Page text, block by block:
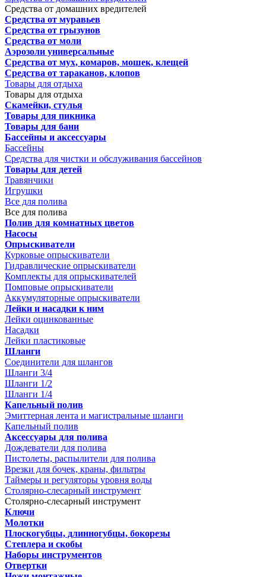
Средства от домашних вредителей
Средства от муравьев
Средства от грызунов
Средства от моли
Аэрозоли универсальные
Средства от мух, комаров, мошек, клещей
Средства от тараканов, клопов
Товары для отдыха
Товары для отдыха
Скамейки, стулья
Товары для пикника
Товары для бани
Бассейны и аксессуары
Бассейны
Средства для чистки и обслуживания бассейнов
Товары для детей
Травянчики
Игрушки
Все для полива
Все для полива
Полив для комнатных цветов
Насосы
Опрыскиватели
Курковые опрыскиватели
Гидравлические опрыскиватели
Комплекты для опрыскивателей
Помповые опрыскиватели
Аккумуляторные опрыскиватели
Лейки и насадки к ним
Лейки оцинкованные
Насадки
Лейки пластиковые
Шланги
Соединители для шлангов
Шланги 3/4
Шланги 1/2
Шланги 1/4
Капельный полив
Эмиттерная лента и магистральные шланги
Капельный полив
Аксессуары для полива
Дождеватели для полива
Пистолеты, распылители для полива
Врезки для бочек, краны, фильтры
Таймеры и регуляторы уровня воды
Столярно-слесарный инструмент
Столярно-слесарный инструмент
Ключи
Молотки
Плоскогубцы, длинногубцы, бокорезы
Степлера и скобы
Наборы инструментов
Отвертки